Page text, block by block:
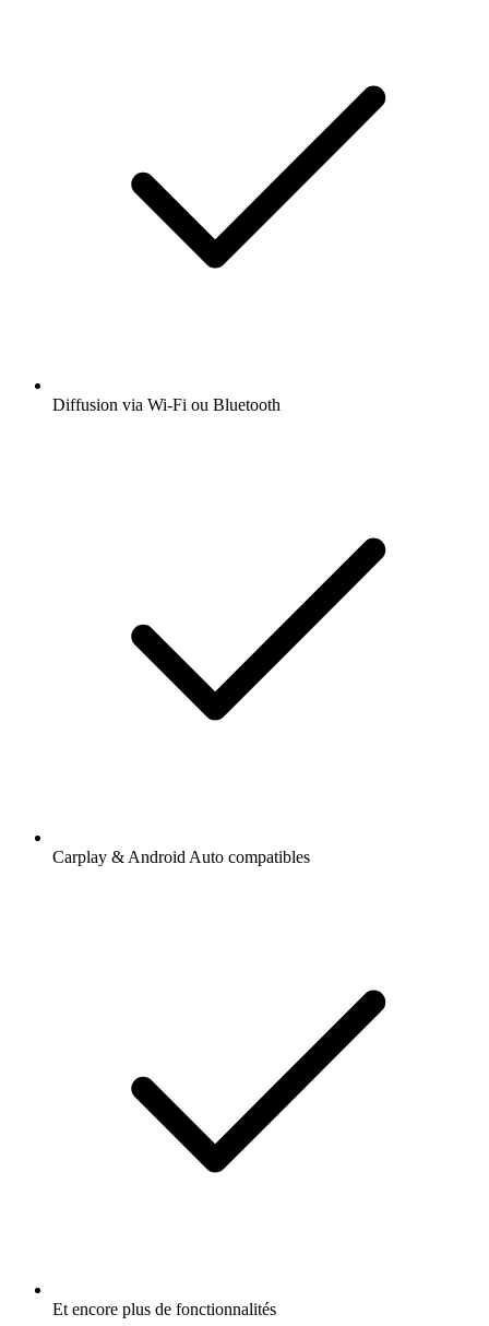
Diffusion via Wi-Fi ou Bluetooth
Carplay & Android Auto compatibles
Et encore plus de fonctionnalités